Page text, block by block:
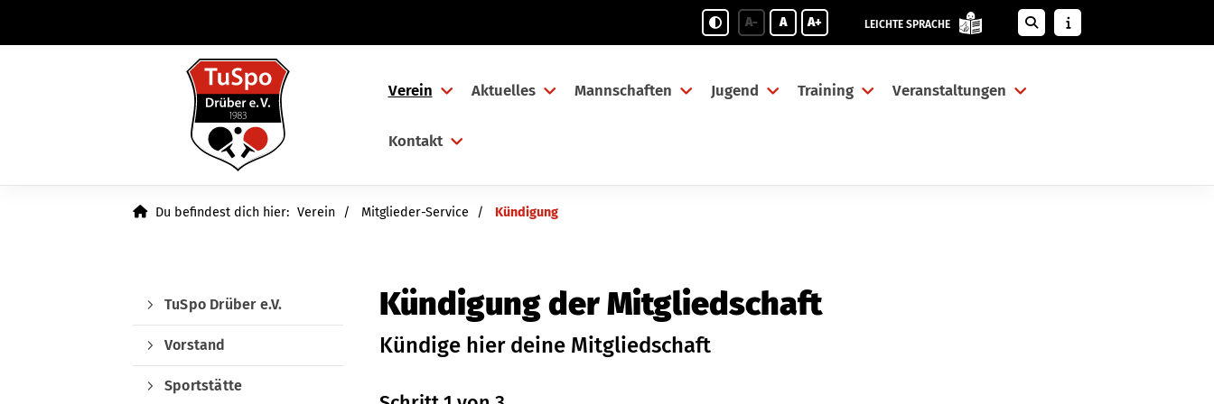
A- A A+ LEICHTE SPRACHE
Verein Aktuelles Mannschaften Jugend Training Veranstaltungen
Kontakt
Du befindest dich hier: Verein Mitglieder-Service Kündigung
Kündigung der Mitgliedschaft
Kündige hier deine Mitgliedschaft
TuSpo Drüber e.V.
Vorstand
Sportstätte